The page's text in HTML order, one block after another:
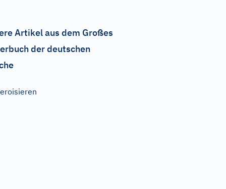
Artikel aus dem Großes
der deutschen